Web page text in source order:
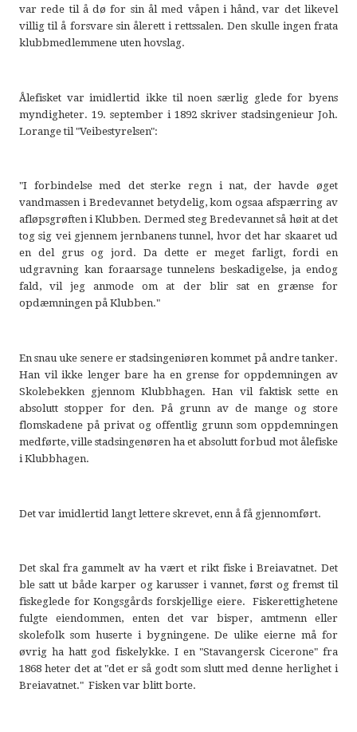
var rede til å dø for sin ål med våpen i hånd, var det likevel
villig til å forsvare sin ålerett i rettssalen. Den skulle ingen frata
klubbmedlemmene uten hovslag.
Ålefisket var imidlertid ikke til noen særlig glede for byens
myndigheter. 19. september i 1892 skriver stadsingenieur Joh.
Lorange til "Veibestyrelsen":
"I forbindelse med det sterke regn i nat, der havde øget
vandmassen i Bredevannet betydelig, kom ogsaa afspærring av
afløpsgrøften i Klubben. Dermed steg Bredevannet så høit at det
tog sig vei gjennem jernbanens tunnel, hvor det har skaaret ud
en del grus og jord. Da dette er meget farligt, fordi en
udgravning kan foraarsage tunnelens beskadigelse, ja endog
fald, vil jeg anmode om at der blir sat en grænse for
opdæmningen på Klubben."
En snau uke senere er stadsingeniøren kommet på andre tanker.
Han vil ikke lenger bare ha en grense for oppdemningen av
Skolebekken gjennom Klubbhagen. Han vil faktisk sette en
absolutt stopper for den. På grunn av de mange og store
flomskadene på privat og offentlig grunn som oppdemningen
medførte, ville stadsingenøren ha et absolutt forbud mot ålefiske
i Klubbhagen.
Det var imidlertid langt lettere skrevet, enn å få gjennomført.
Det skal fra gammelt av ha vært et rikt fiske i Breiavatnet. Det
ble satt ut både karper og karusser i vannet, først og fremst til
fiskeglede for Kongsgårds forskjellige eiere. Fiskerettighetene
fulgte eiendommen, enten det var bisper, amtmenn eller
skolefolk som huserte i bygningene. De ulike eierne må for
øvrig ha hatt god fiskelykke. I en "Stavangersk Cicerone" fra
1868 heter det at "det er så godt som slutt med denne herlighet i
Breiavatnet." Fisken var blitt borte.